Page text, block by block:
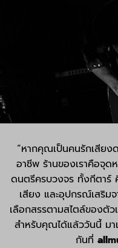
“หากคุณเป็นคนรักเสียง
อาชีพ ร้านของเราคือจุด
ดนตรีครบวงจร ทั้งกีตา
เสียง และอุปกรณ์เสริม
เลือกสรรตามสไตล์ของตั
สำหรับคุณได้แล้ววันนี้ ม
กันที่